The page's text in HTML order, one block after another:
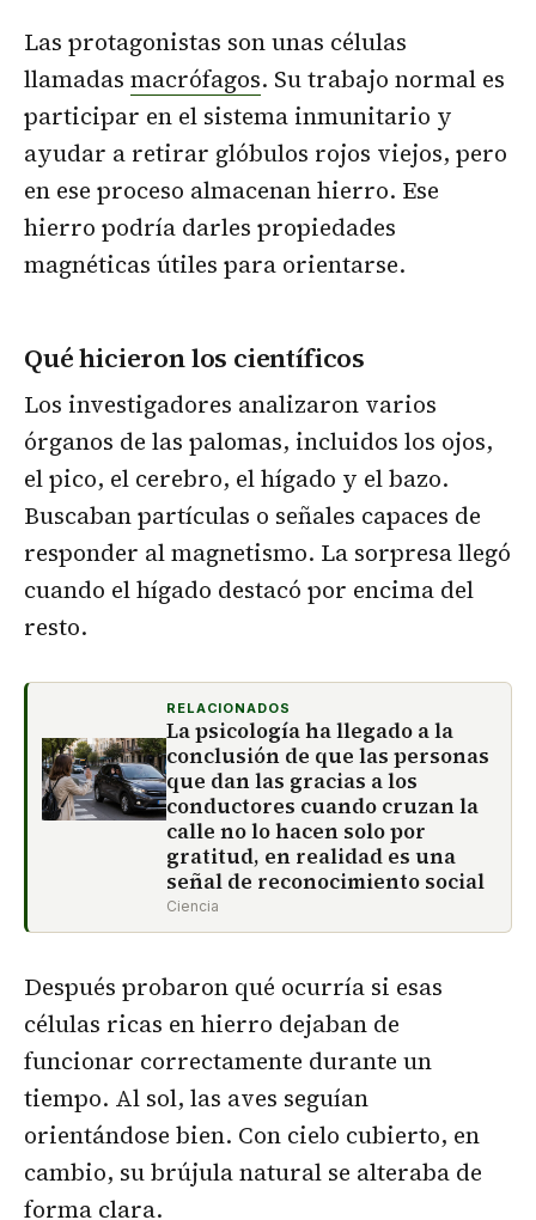
Las protagonistas son unas células
llamadas macrófagos. Su trabajo normal es
participar en el sistema inmunitario y
ayudar a retirar glóbulos rojos viejos, pero
en ese proceso almacenan hierro. Ese
hierro podría darles propiedades
magnéticas útiles para orientarse.
Qué hicieron los científicos
Los investigadores analizaron varios
órganos de las palomas, incluidos los ojos,
el pico, el cerebro, el hígado y el bazo.
Buscaban partículas o señales capaces de
responder al magnetismo. La sorpresa llegó
cuando el hígado destacó por encima del
resto.
RELACIONADOS
La psicología ha llegado a la
conclusión de que las personas
que dan las gracias a los
conductores cuando cruzan la
calle no lo hacen solo por
gratitud, en realidad es una
señal de reconocimiento social
Ciencia
Después probaron qué ocurría si esas
células ricas en hierro dejaban de
funcionar correctamente durante un
tiempo. Al sol, las aves seguían
orientándose bien. Con cielo cubierto, en
cambio, su brújula natural se alteraba de
forma clara.